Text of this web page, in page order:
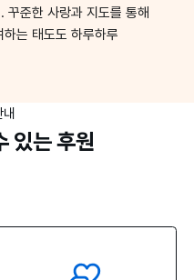
꾸준한 사랑과 지도를 통해
는 태도도 하루하루
있는 후원